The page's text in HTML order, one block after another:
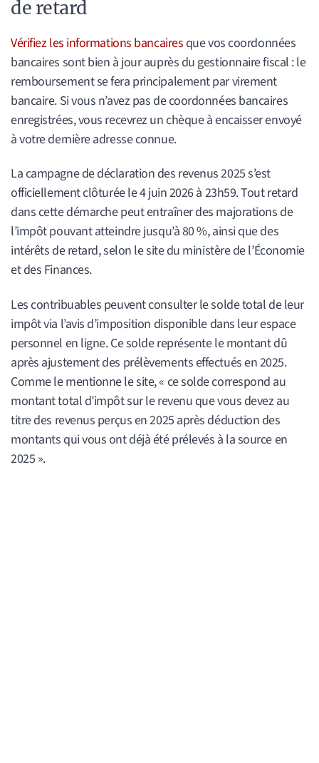
de retard
Vérifiez les informations bancaires que vos coordonnées
bancaires sont bien à jour auprès du gestionnaire fiscal : le
remboursement se fera principalement par virement
bancaire. Si vous n’avez pas de coordonnées bancaires
enregistrées, vous recevrez un chèque à encaisser envoyé
à votre dernière adresse connue.
La campagne de déclaration des revenus 2025 s’est
officiellement clôturée le 4 juin 2026 à 23h59. Tout retard
dans cette démarche peut entraîner des majorations de
l’impôt pouvant atteindre jusqu’à 80 %, ainsi que des
intérêts de retard, selon le site du ministère de l’Économie
et des Finances.
Les contribuables peuvent consulter le solde total de leur
impôt via l’avis d’imposition disponible dans leur espace
personnel en ligne. Ce solde représente le montant dû
après ajustement des prélèvements effectués en 2025.
Comme le mentionne le site, « ce solde correspond au
montant total d’impôt sur le revenu que vous devez au
titre des revenus perçus en 2025 après déduction des
montants qui vous ont déjà été prélevés à la source en
2025 ».